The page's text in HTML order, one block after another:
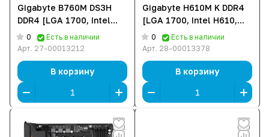
Gigabyte B760M DS3H
DDR4 [LGA 1700, Intel
B760, 4xDDR 4, 2xM.2,
1xPCI-E x16, Micro-ATX]
0
Есть в наличии
Арт. 27-00013212
В корзину
Gigabyte H610M K DDR4
[LGA 1700, Intel H610,
2xDDR 4, 1xM.2, 1xPCI-E
x16, Micro-ATX]
0
Есть в наличии
Арт. 28-00013378
В корзину